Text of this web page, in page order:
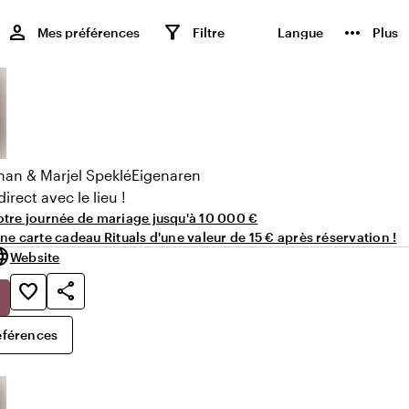
Mes préférences
person Filtre
filter_alt Langue Plus
more_horiz
& Marjel SpekléEigenaren
avec le lieu !
journée de mariage jusqu'à 10 000 €
carte cadeau Rituals d'une valeur de 15 € après réservation !
Website
favorite_border
share